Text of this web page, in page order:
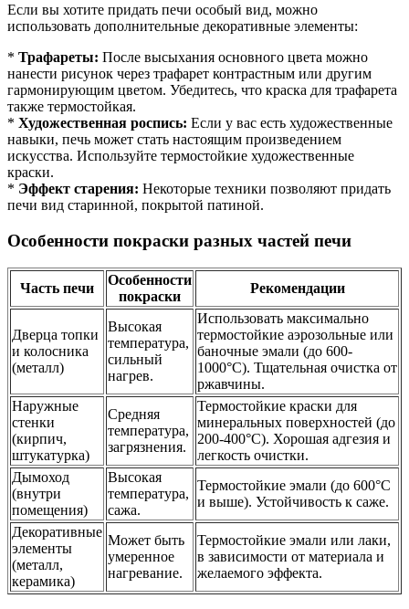
Если вы хотите придать печи особый вид, можно
использовать дополнительные декоративные элементы:
* Трафареты: После высыхания основного цвета можно
нанести рисунок через трафарет контрастным или другим
гармонирующим цветом. Убедитесь, что краска для трафарета
также термостойкая.
* Художественная роспись: Если у вас есть художественные
навыки, печь может стать настоящим произведением
искусства. Используйте термостойкие художественные
краски.
* Эффект старения: Некоторые техники позволяют придать
печи вид старинной, покрытой патиной.
Особенности покраски разных частей печи
Часть печи
Особенности
покраски
Рекомендации
Дверца топки
и колосника
(металл)
Высокая
температура,
сильный
нагрев.
Использовать максимально
термостойкие аэрозольные или
баночные эмали (до 600-
1000°C). Тщательная очистка от
ржавчины.
Наружные
стенки
(кирпич,
штукатурка)
Средняя
температура,
загрязнения.
Термостойкие краски для
минеральных поверхностей (до
200-400°C). Хорошая адгезия и
легкость очистки.
Дымоход
(внутри
помещения)
Высокая
температура,
сажа.
Термостойкие эмали (до 600°C
и выше). Устойчивость к саже.
Декоративные
элементы
(металл,
керамика)
Может быть
умеренное
нагревание.
Термостойкие эмали или лаки,
в зависимости от материала и
желаемого эффекта.